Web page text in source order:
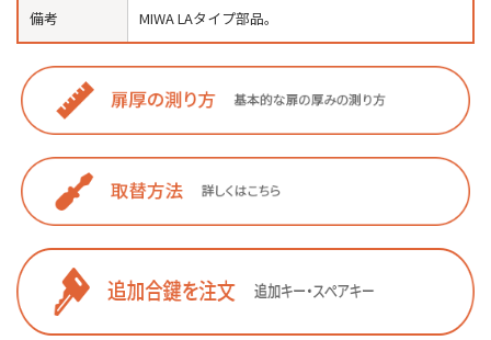
備考 MIWA LAタイプ部品。